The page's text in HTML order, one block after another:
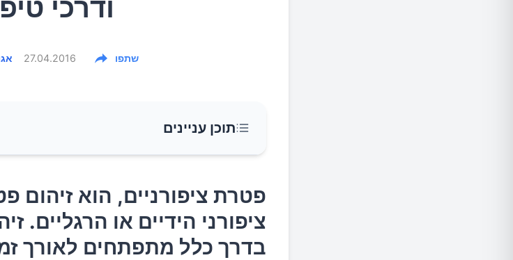
ודרכי
27.04.2016 שתפו
תוכן עניינים
הרגליים. זיהומים פטרייתיים בדרך כלל
הבדל מיידי בנראות הציפורן או בהרגשה,
מיד בהתחלה.
פטרת ציפורניים, הוא זיהום
ציפורני הידיים או הרגליים.
בדרך כלל מתפתחים לאורך